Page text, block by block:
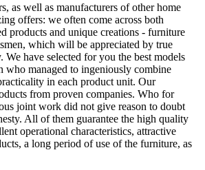
as well as manufacturers of other home
offers: we often come across both
products and unique creations - furniture
which will be appreciated by true
We have selected for you the best models
who managed to ingeniously combine
in each product unit. Our
from proven companies. Who for
joint work did not give reason to doubt
All of them guarantee the high quality
operational characteristics, attractive
a long period of use of the furniture, as